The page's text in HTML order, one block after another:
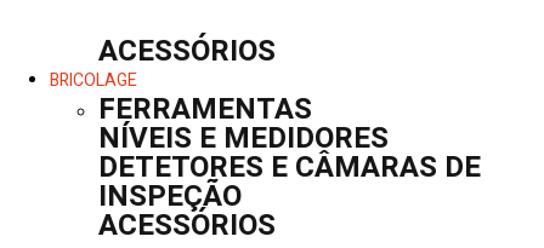
ACESSÓRIOS
BRICOLAGE
FERRAMENTAS
NÍVEIS E MEDIDORES
DETETORES E CÂMARAS DE
INSPEÇÃO
ACESSÓRIOS